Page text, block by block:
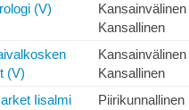
(V)
Kansainvälinen
Kansallinen
(V)
Kansainvälinen
Kansallinen
Iisalmi
Piirikunnallinen